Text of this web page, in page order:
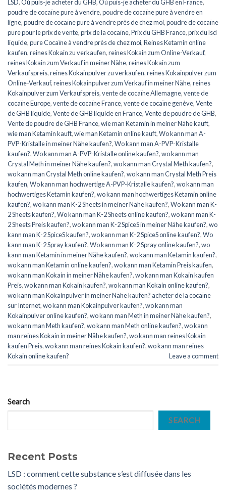
LSD,Où puis-je acheter du GHB,Où puis-je acheter du GHB en France,
poudre de cocaïne pure à vendre,poudre de cocaïne pure à vendre en
ligne,poudre de cocaïne pure à vendre près de chez moi,poudre de cocaïne
pure pour le prix de vente,prix de la cocaïne,Prix du GHB France,prix du lsd
liquide,pure Cocaïne à vendre près de chez moi,Reines Ketamin online
kaufen,reines Kokain zu verkaufen,reines Kokain zum Online-Verkauf,
reines Kokain zum Verkauf in meiner Nähe,reines Kokain zum
Verkaufspreis,reines Kokainpulver zu verkaufen,reines Kokainpulver zum
Online-Verkauf,reines Kokainpulver zum Verkauf in meiner Nähe,reines
Kokainpulver zum Verkaufspreis,vente de cocaïne Allemagne,vente de
cocaïne Europe,vente de cocaïne France,vente de cocaïne genève,Vente
de GHB liquide,Vente de GHB liquide en France,Vente de poudre de GHB,
Vente de poudre de GHB France,wie man Ketamin in meiner Nähe kauft,
wie man Ketamin kauft,wie man Ketamin online kauft,Wo kann man A-
PVP-Kristalle in meiner Nähe kaufen?,Wo kann man A-PVP-Kristalle
kaufen?,Wo kann man A-PVP-Kristalle online kaufen?,wo kann man
Crystal Meth in meiner Nähe kaufen?,wo kann man Crystal Meth kaufen?,
wo kann man Crystal Meth online kaufen?,wo kann man Crystal Meth Preis
kaufen,Wo kann man hochwertige A-PVP-Kristalle kaufen?,wo kann man
hochwertiges Ketamin kaufen?,wo kann man hochwertiges Ketamin online
kaufen?,wo kann man K-2 Sheets in meiner Nähe kaufen?,Wo kann man K-
2 Sheets kaufen?,Wo kann man K-2 Sheets online kaufen?,wo kann man K-
2 Sheets Preis kaufen?,wo kann man K-2 SpiceS in meiner Nähe kaufen?,wo
kann man K-2 SpiceS kaufen?,wo kann man K-2 SpiceS online kaufen?,Wo
kann man K-2 Spray kaufen?,Wo kann man K-2 Spray online kaufen?,wo
kann man Ketamin in meiner Nähe kaufen?,wo kann man Ketamin kaufen?,
wo kann man Ketamin online kaufen?,wo kann man Ketamin Preis kaufen,
wo kann man Kokain in meiner Nähe kaufen?,wo kann man Kokain kaufen
Preis,wo kann man Kokain kaufen?,wo kann man Kokain online kaufen?,
wo kann man Kokainpulver in meiner Nähe kaufen? acheter de la cocaïne
sur Internet,wo kann man Kokainpulver kaufen?,wo kann man
Kokainpulver online kaufen?,wo kann man Meth in meiner Nähe kaufen?,
wo kann man Meth kaufen?,wo kann man Meth online kaufen?,wo kann
man reines Kokain in meiner Nähe kaufen?,wo kann man reines Kokain
kaufen Preis,wo kann man reines Kokain kaufen?,wo kann man reines
Kokain online kaufen?
Leave a comment
Search
SEARCH
Recent Posts
LSD : comment cette substance s’est diffusée dans les
sociétés modernes ?